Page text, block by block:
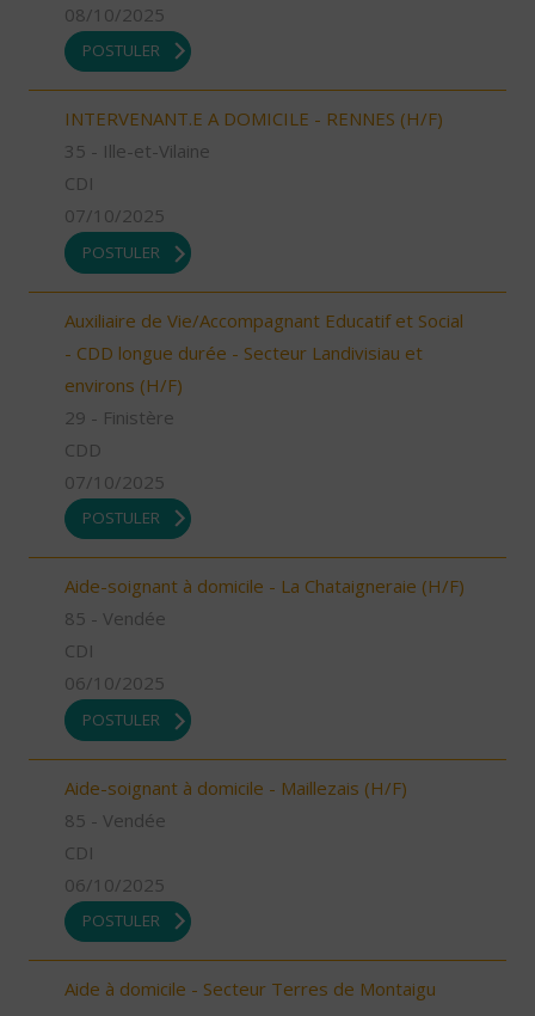
08/10/2025
POSTULER
INTERVENANT.E A DOMICILE - RENNES (H/F)
35 - Ille-et-Vilaine
CDI
07/10/2025
POSTULER
Auxiliaire de Vie/Accompagnant Educatif et Social
- CDD longue durée - Secteur Landivisiau et
environs (H/F)
29 - Finistère
CDD
07/10/2025
POSTULER
Aide-soignant à domicile - La Chataigneraie (H/F)
85 - Vendée
CDI
06/10/2025
POSTULER
Aide-soignant à domicile - Maillezais (H/F)
85 - Vendée
CDI
06/10/2025
POSTULER
Aide à domicile - Secteur Terres de Montaigu